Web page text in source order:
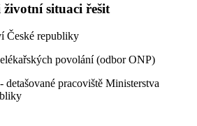
situaci řešit
České republiky
povolání (odbor ONP)
pracoviště Ministerstva